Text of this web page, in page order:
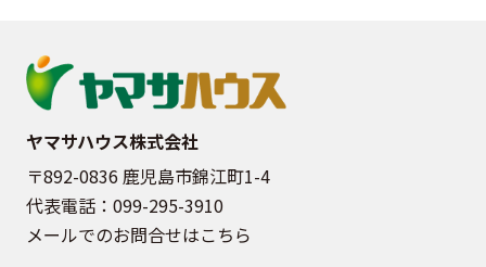
ヤマサハウス株式会社
〒892-0836 鹿児島市錦江町1-4
代表電話： 099-295-3910
メールでのお問合せはこちら